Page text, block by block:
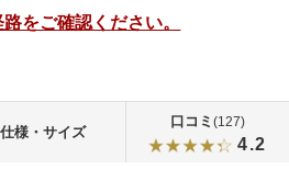
をご確認ください。
仕様・サイズ
口コミ (127)
4.2